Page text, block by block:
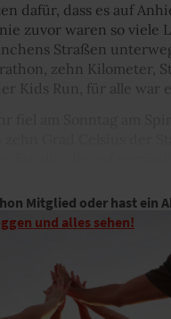
dafür, dass es auf
zuvor waren so viele
Straßen
zehn Kilometer,
Kids Run, für alle war
Mitglied oder hast ein
und alles sehen!